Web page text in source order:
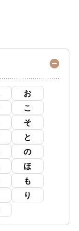
お
こ
そ
と
の
ほ
も
り